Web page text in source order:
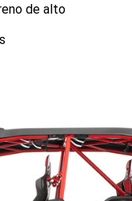
de alto